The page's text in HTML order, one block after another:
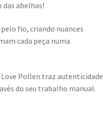
abelhas!
fio, criando nuances
cada peça numa
Pollen traz autenticidade
do seu trabalho manual.